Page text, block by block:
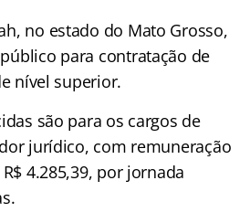
no estado do Mato Grosso,
para contratação de
nível superior.
são para os cargos de
jurídico, com remuneração
4.285,39, por jornada